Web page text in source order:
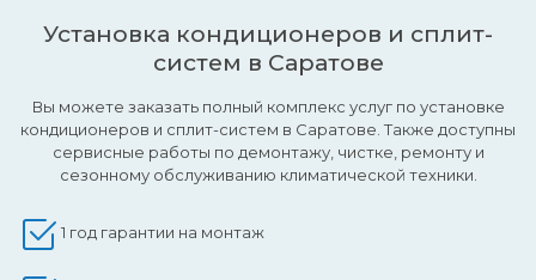
Установка кондиционеров и сплит-
систем в Саратове
Вы можете заказать полный комплекс услуг по установке
кондиционеров и сплит-систем в Саратове. Также доступны
сервисные работы по демонтажу, чистке, ремонту и
сезонному обслуживанию климатической техники.
1 год гарантии на монтаж